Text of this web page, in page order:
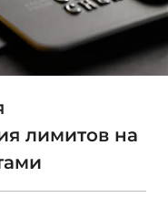
лимитов на